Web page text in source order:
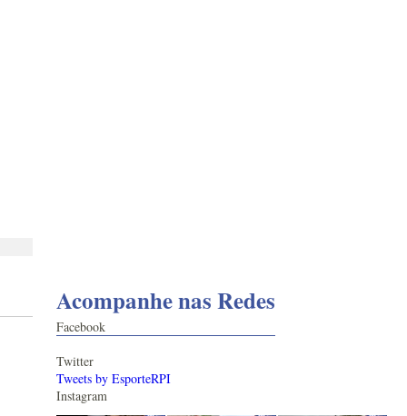
Acompanhe nas Redes
Facebook
Twitter
Tweets by EsporteRPI
Instagram